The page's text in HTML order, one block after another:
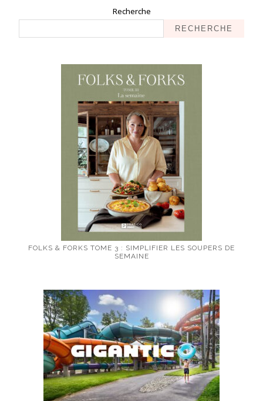
Recherche
RECHERCHE
FOLKS & FORKS TOME 3 : SIMPLIFIER LES SOUPERS DE
SEMAINE